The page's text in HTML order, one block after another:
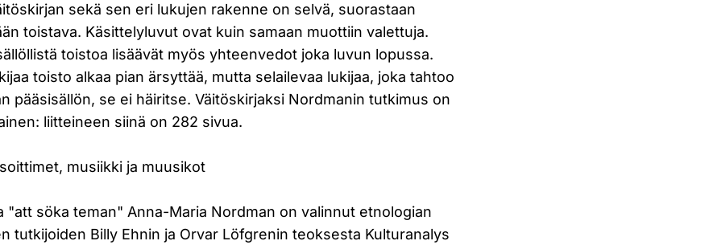
sekä sen eri lukujen rakenne on selvä, suorastaan
toistava. Käsittelyluvut ovat kuin samaan muottiin valettuja.
toistoa lisäävät myös yhteenvedot joka luvun lopussa.
toisto alkaa pian ärsyttää, mutta selailevaa lukijaa, joka tahtoo
pääsisällön, se ei häiritse. Väitöskirjaksi Nordmanin tutkimus on
liitteineen siinä on 282 sivua.
musiikki ja muusikot
"att söka teman" Anna-Maria Nordman on valinnut etnologian
tutkijoiden Billy Ehnin ja Orvar Löfgrenin teoksesta Kulturanalys